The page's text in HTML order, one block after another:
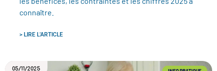
connaître.
> LIRE L'ARTICLE
05/11/2025